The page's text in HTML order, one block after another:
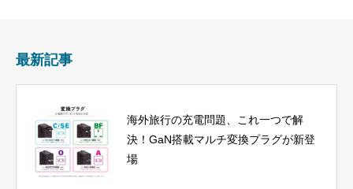
最新記事
海外旅行の充電問題、これ一つで解
決！GaN搭載マルチ変換プラグが新登
場